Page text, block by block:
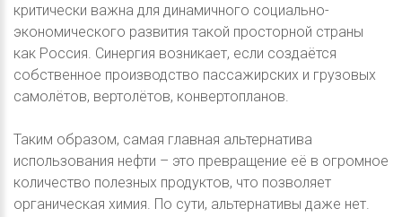
критически важна для динамичного социально-
экономического развития такой просторной страны
как Россия. Синергия возникает, если создаётся
собственное производство пассажирских и грузовых
самолётов, вертолётов, конвертопланов.
Таким образом, самая главная альтернатива
использования нефти – это превращение её в огромное
количество полезных продуктов, что позволяет
органическая химия. По сути, альтернативы даже нет.